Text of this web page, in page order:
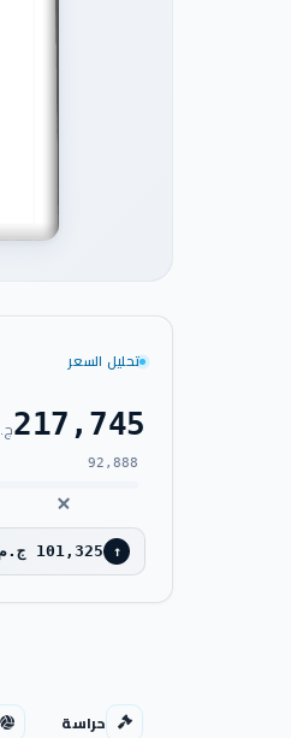
تحليل السعر
217,745ج.م /
92,888
↑ 101,325 ج.م
حراسة